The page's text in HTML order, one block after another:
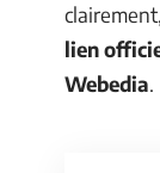
lien
Webedia.